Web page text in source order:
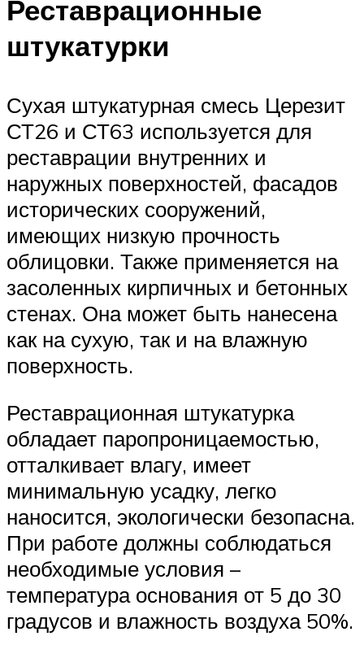
Реставрационные
штукатурки
Сухая штукатурная смесь Церезит
СТ26 и СТ63 используется для
реставрации внутренних и
наружных поверхностей, фасадов
исторических сооружений,
имеющих низкую прочность
облицовки. Также применяется на
засоленных кирпичных и бетонных
стенах. Она может быть нанесена
как на сухую, так и на влажную
поверхность.
Реставрационная штукатурка
обладает паропроницаемостью,
отталкивает влагу, имеет
минимальную усадку, легко
наносится, экологически безопасна.
При работе должны соблюдаться
необходимые условия –
температура основания от 5 до 30
градусов и влажность воздуха 50%.